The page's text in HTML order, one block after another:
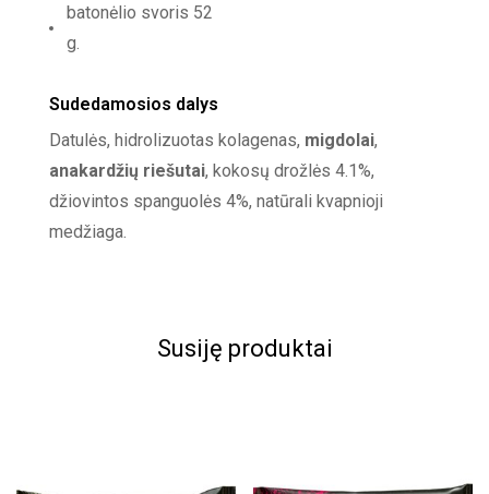
batonėlio svoris 52
g.
Sudedamosios dalys
Datulės, hidrolizuotas kolagenas, migdolai,
anakardžių riešutai, kokosų drožlės 4.1%,
džiovintos spanguolės 4%, natūrali kvapnioji
medžiaga.
Susiję produktai